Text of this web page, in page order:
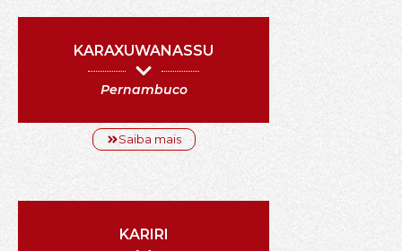
KARAXUWANASSU
Pernambuco
Saiba mais
KARIRI